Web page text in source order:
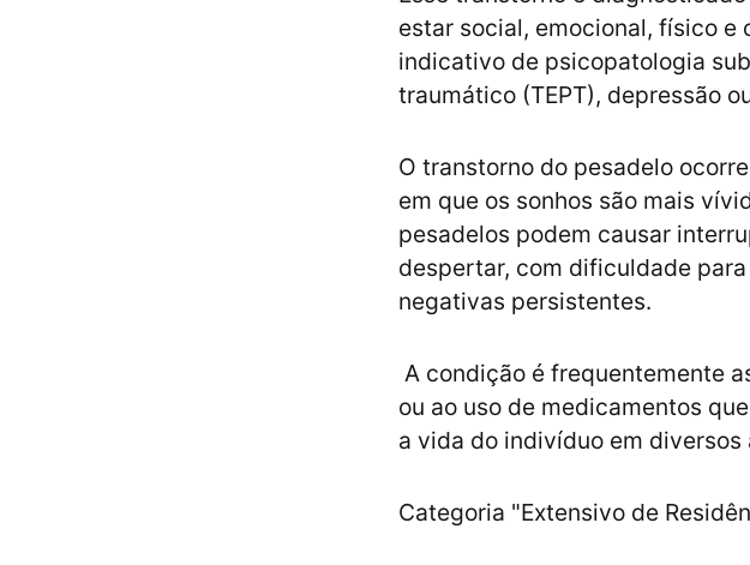
estar social, emocional, físico
indicativo de psicopatologia
traumático (TEPT), depressão
O transtorno do pesadelo
em que os sonhos são mais
pesadelos podem causar
despertar, com dificuldade
negativas persistentes.
A condição é frequentemente
ou ao uso de medicamentos
a vida do indivíduo em diversos
Categoria "Extensivo de